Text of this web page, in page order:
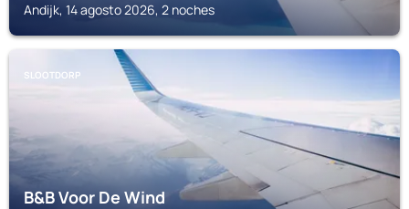
Andijk, 14 agosto 2026, 2 noches
SLOOTDORP
B&B Voor De Wind